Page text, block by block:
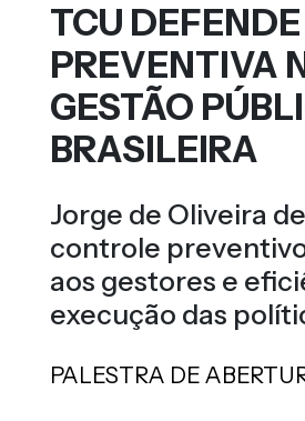
TCU
PREVENTIVA
GESTÃO
BRASILEIRA
Jorge de Oliveira
controle
aos gestores e
execução das
PALESTRA DE